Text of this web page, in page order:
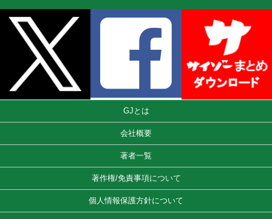
GJとは
会社概要
著者一覧
著作権/免責事項について
個人情報保護方針について